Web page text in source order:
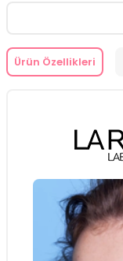
Ürün Özellikleri